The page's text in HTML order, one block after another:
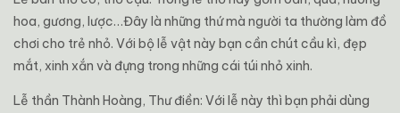
hoa, gương, lược…Đây là những thứ mà người ta thường làm đồ
chơi cho trẻ nhỏ. Với bộ lễ vật này bạn cần chút cầu kì, đẹp
mắt, xinh xắn và đựng trong những cái túi nhỏ xinh.
Lễ thần Thành Hoàng, Thư điền: Với lễ này thì bạn phải dùng